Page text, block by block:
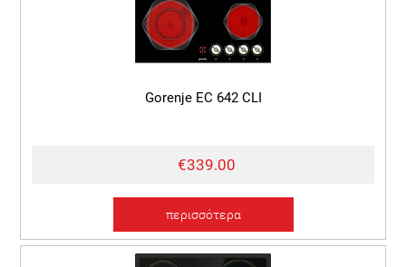
Gorenje EC 642 CLI
€339.00
περισσότερα